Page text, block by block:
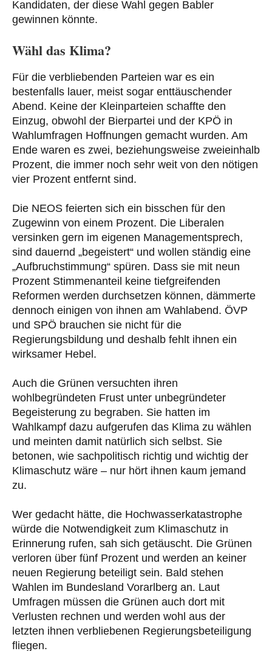
Kandidaten, der diese Wahl gegen Babler
gewinnen könnte.
Wähl das Klima?
Für die verbliebenden Parteien war es ein
bestenfalls lauer, meist sogar enttäuschender
Abend. Keine der Kleinparteien schaffte den
Einzug, obwohl der Bierpartei und der KPÖ in
Wahlumfragen Hoffnungen gemacht wurden. Am
Ende waren es zwei, beziehungsweise zweieinhalb
Prozent, die immer noch sehr weit von den nötigen
vier Prozent entfernt sind.
Die NEOS feierten sich ein bisschen für den
Zugewinn von einem Prozent. Die Liberalen
versinken gern im eigenen Managementsprech,
sind dauernd „begeistert“ und wollen ständig eine
„Aufbruchstimmung“ spüren. Dass sie mit neun
Prozent Stimmenanteil keine tiefgreifenden
Reformen werden durchsetzen können, dämmerte
dennoch einigen von ihnen am Wahlabend. ÖVP
und SPÖ brauchen sie nicht für die
Regierungsbildung und deshalb fehlt ihnen ein
wirksamer Hebel.
Auch die Grünen versuchten ihren
wohlbegründeten Frust unter unbegründeter
Begeisterung zu begraben. Sie hatten im
Wahlkampf dazu aufgerufen das Klima zu wählen
und meinten damit natürlich sich selbst. Sie
betonen, wie sachpolitisch richtig und wichtig der
Klimaschutz wäre – nur hört ihnen kaum jemand
zu.
Wer gedacht hätte, die Hochwasserkatastrophe
würde die Notwendigkeit zum Klimaschutz in
Erinnerung rufen, sah sich getäuscht. Die Grünen
verloren über fünf Prozent und werden an keiner
neuen Regierung beteiligt sein. Bald stehen
Wahlen im Bundesland Vorarlberg an. Laut
Umfragen müssen die Grünen auch dort mit
Verlusten rechnen und werden wohl aus der
letzten ihnen verbliebenen Regierungsbeteiligung
fliegen.